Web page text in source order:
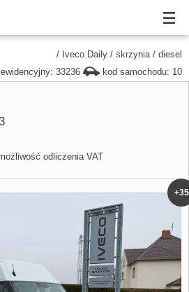
/ Iveco Daily / skrzynia/ diesel
33236
kod samochodu: 10
odliczenia VAT
+35